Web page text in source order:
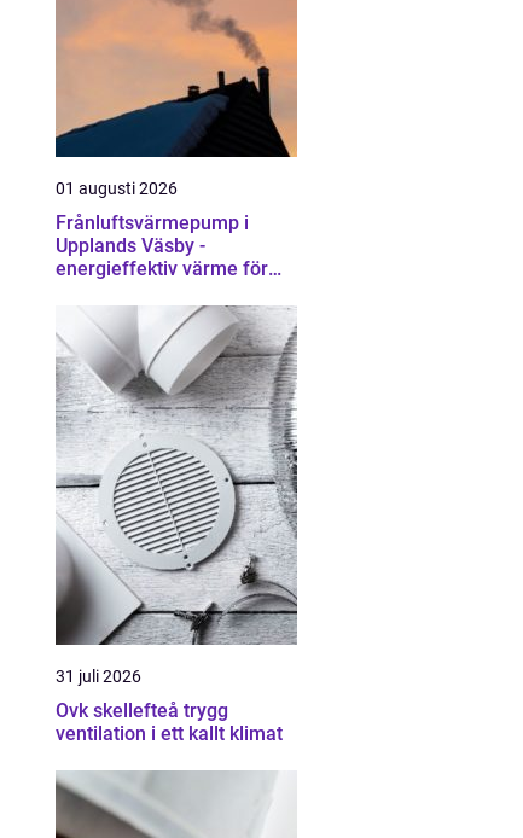
01 augusti 2026
Frånluftsvärmepump i
Upplands Väsby -
energieffektiv värme för
31 juli 2026
Ovk skellefteå trygg
ventilation i ett kallt klimat